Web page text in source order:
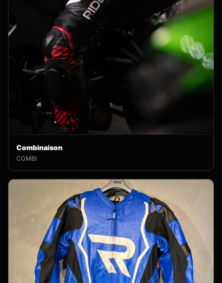
Combinaison
COMBI